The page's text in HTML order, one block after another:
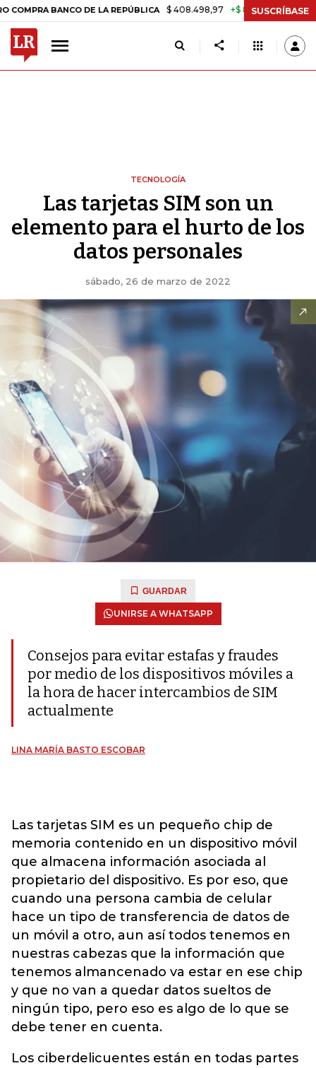
BANCO DE LA REPÚBLICA $ 408.498,97 +$ 8.753,81 +2,19%
SUSCRÍBASE
TECNOLOGÍA
Las tarjetas SIM son un
elemento para el hurto de los
datos personales
sábado, 26 de marzo de 2022
GUARDAR
UNIRSE A WHATSAPP
Consejos para evitar estafas y fraudes
por medio de los dispositivos móviles a
la hora de hacer intercambios de SIM
actualmente
LINA MARÍA BASTO ESCOBAR
Las tarjetas SIM es un pequeño chip de
memoria contenido en un dispositivo móvil
que almacena información asociada al
propietario del dispositivo. Es por eso, que
cuando una persona cambia de celular
hace un tipo de transferencia de datos de
un móvil a otro, aun así todos tenemos en
nuestras cabezas que la información que
tenemos almancenado va estar en ese chip
y que no van a quedar datos sueltos de
ningún tipo, pero eso es algo de lo que se
debe tener en cuenta.
Los ciberdelicuentes están en todas partes